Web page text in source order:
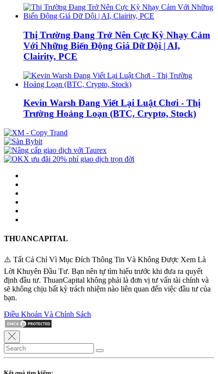
Thị Trường Đang Trở Nên Cực Kỳ Nhạy Cảm
Với Những Biến Động Giá Dữ Dội | AI,
Clairity, PCE
Kevin Warsh Đang Viết Lại Luật Chơi - Thị
Trường Hoảng Loạn (BTC, Crypto, Stock)
THUANCAPITAL
⚠️ Tất Cả Chỉ Vì Mục Đích Thông Tin Và Không Được Xem Là
Lời Khuyên Đầu Tư. Bạn nên tự tìm hiểu trước khi đưa ra quyết
định đầu tư. ThuanCapital không phải là đơn vị tư vấn tài chính và
sẽ không chịu bất kỳ trách nhiệm nào liên quan đến việc đầu tư của
bạn.
Điều Khoản Và Chính Sách